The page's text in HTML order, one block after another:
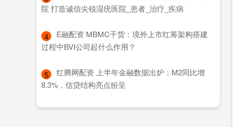
院 打造诚信尖锐湿疣医院_患者_治疗_疾病
4
​E融配资 MBMC干货：境外上市红筹架构搭建
过程中BVI公司起什么作用？
5
​红腾网配资 上半年金融数据出炉：M2同比增
8.3%，信贷结构亮点纷呈